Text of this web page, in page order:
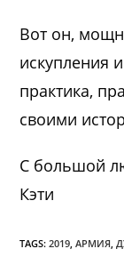
Вот он,
искупления
практика,
своими
С большой
Кэти
TAGS:2019, АРМИЯ,